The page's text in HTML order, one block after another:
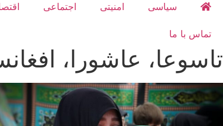
سیاسی امنیتی اجتماعی
تماس با ما
تاسوعا، عاشورا،